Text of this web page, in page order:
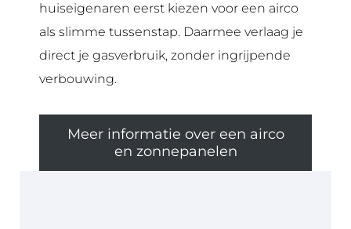
huiseigenaren eerst kiezen voor een airco
als slimme tussenstap. Daarmee verlaag je
direct je gasverbruik, zonder ingrijpende
verbouwing.
Meer informatie over een airco
en zonnepanelen